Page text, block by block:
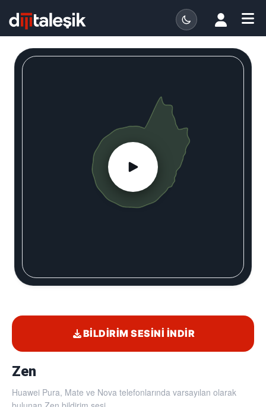
Zen
Huawei Pura, Mate ve Nova telefonlarında varsayılan olarak
BILDIRIM SESINI İNDIR